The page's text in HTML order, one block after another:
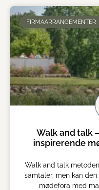
FIRMAARRANGEMENTER
Walk and talk
inspirerende
Walk and talk
samtaler, men kan
mødefora med